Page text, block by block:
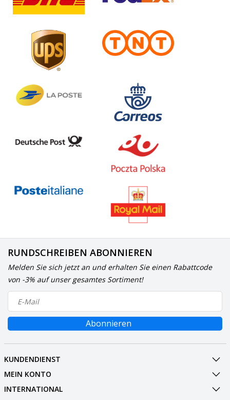
RUNDSCHREIBEN ABONNIEREN
Melden Sie sich jetzt an und erhalten Sie einen Rabattcode
von -3% auf unser gesamtes Sortiment!
Abonnieren
KUNDENDIENST
MEIN KONTO
INTERNATIONAL